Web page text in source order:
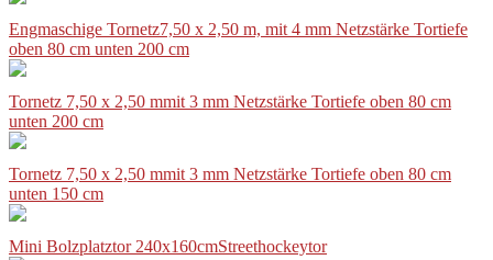
Engmaschige Tornetz7,50 x 2,50 m, mit 4 mm Netzstärke Tortiefe
oben 80 cm unten 200 cm
Tornetz 7,50 x 2,50 mmit 3 mm Netzstärke Tortiefe oben 80 cm
unten 200 cm
Tornetz 7,50 x 2,50 mmit 3 mm Netzstärke Tortiefe oben 80 cm
unten 150 cm
Mini Bolzplatztor 240x160cmStreethockeytor